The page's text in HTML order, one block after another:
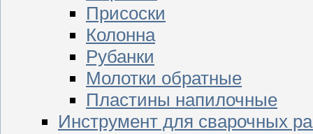
Присоски
Колонна
Рубанки
Молотки обратные
Пластины напилочные
Инструмент для сварочных